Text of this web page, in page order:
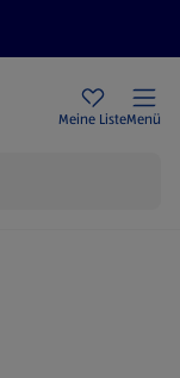
Meine ListeMenü